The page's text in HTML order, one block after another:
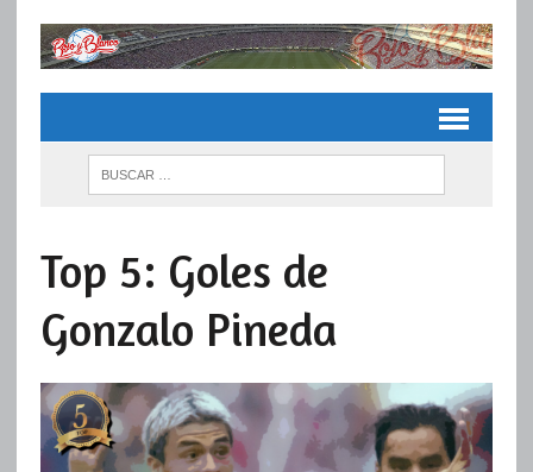
Top 5: Goles de
Gonzalo Pineda